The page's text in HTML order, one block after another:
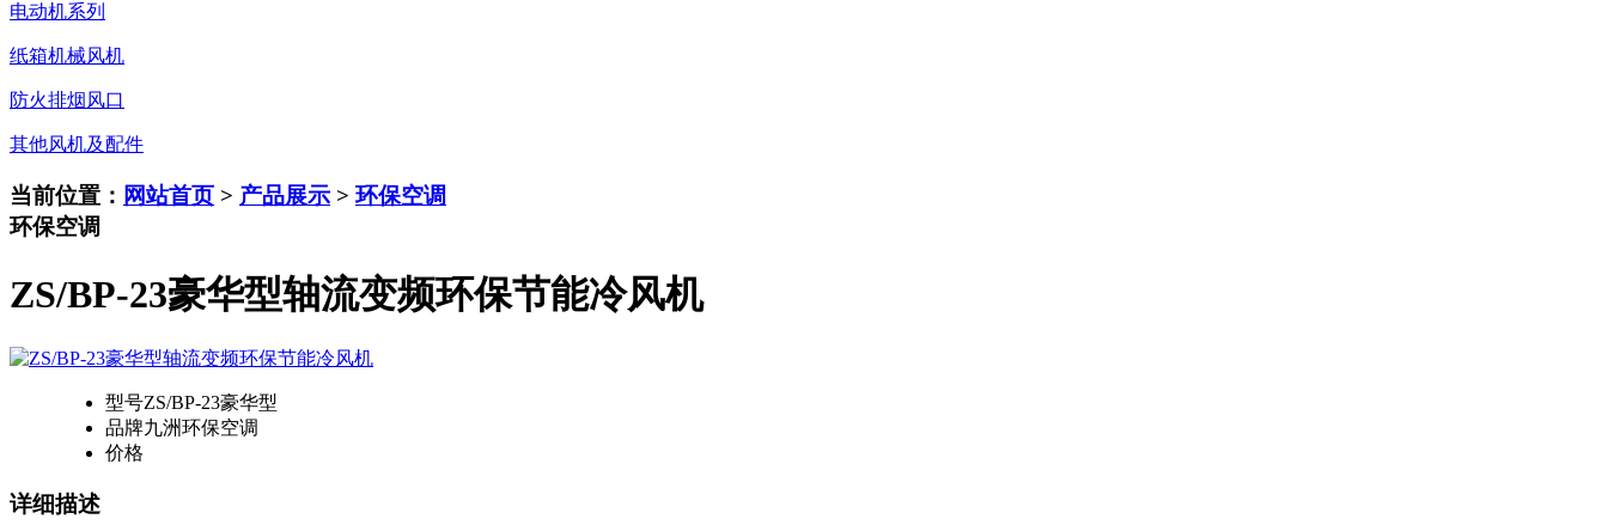
电动机系列
纸箱机械风机
防火排烟风口
其他风机及配件
当前位置： 网站首页 > 产品展示 >环保空调
环保空调
ZS/BP-23豪华型轴流变频环保节能冷风机
型号ZS/BP-23豪华型
品牌九洲环保空调
价格
详细描述